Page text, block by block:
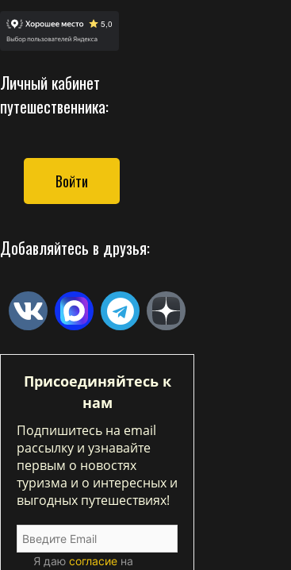
Личный кабинет
путешественника:
Войти
Добавляйтесь в друзья:
Присоединяйтесь к
нам
Подпишитесь на email
рассылку и узнавайте
первым о новостях
туризма и о интересных и
выгодных путешествиях!
Я даю согласие на